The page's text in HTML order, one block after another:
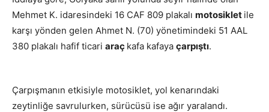
Mehmet K. idaresindeki 16 CAF 809 plakalı motosiklet ile
karşı yönden gelen Ahmet N. (70) yönetimindeki 51 AAL
380 plakalı hafif ticari araç kafa kafaya çarpıştı.
Çarpışmanın etkisiyle motosiklet, yol kenarındaki
zeytinliğe savrulurken, sürücüsü ise ağır yaralandı.